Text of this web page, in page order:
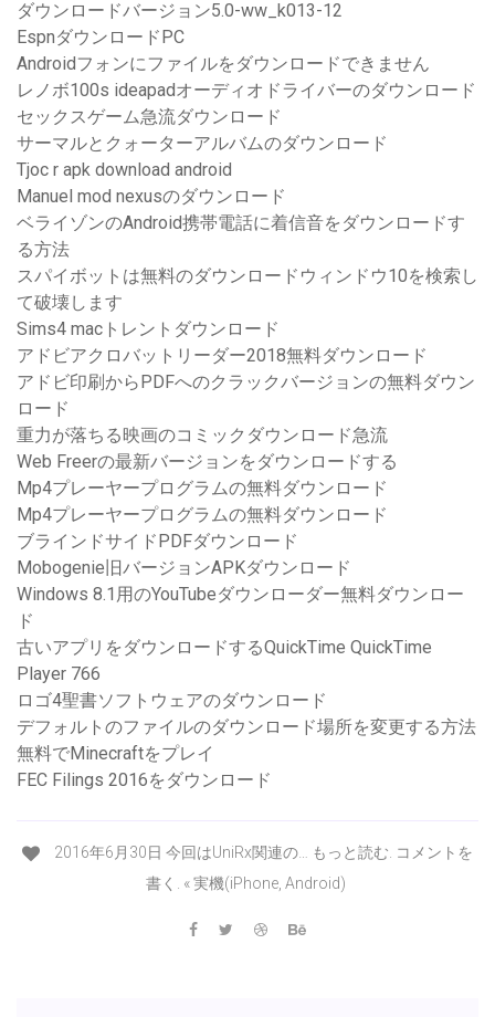
ダウンロードバージョン5.0-ww_k013-12
EspnダウンロードPC
Androidフォンにファイルをダウンロードできません
レノボ100s ideapadオーディオドライバーのダウンロード
セックスゲーム急流ダウンロード
サーマルとクォーターアルバムのダウンロード
Tjoc r apk download android
Manuel mod nexusのダウンロード
ベライゾンのAndroid携帯電話に着信音をダウンロードす
る方法
スパイボットは無料のダウンロードウィンドウ10を検索し
て破壊します
Sims4 macトレントダウンロード
アドビアクロバットリーダー2018無料ダウンロード
アドビ印刷からPDFへのクラックバージョンの無料ダウン
ロード
重力が落ちる映画のコミックダウンロード急流
Web Freerの最新バージョンをダウンロードする
Mp4プレーヤープログラムの無料ダウンロード
Mp4プレーヤープログラムの無料ダウンロード
ブラインドサイドPDFダウンロード
Mobogenie旧バージョンAPKダウンロード
Windows 8.1用のYouTubeダウンローダー無料ダウンロー
ド
古いアプリをダウンロードするQuickTime QuickTime
Player 766
ロゴ4聖書ソフトウェアのダウンロード
デフォルトのファイルのダウンロード場所を変更する方法
無料でMinecraftをプレイ
FEC Filings 2016をダウンロード
2016年6月30日 今回はUniRx関連の… もっと読む. コメントを
書く. « 実機(iPhone, Android)